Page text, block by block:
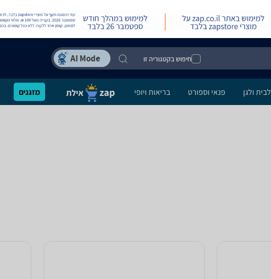
חיפוש בקטגוריה זו
לבית ולגן פנאי וספורט בריאות ויופי מזגנים